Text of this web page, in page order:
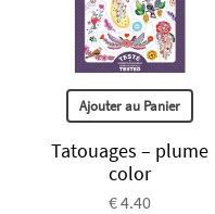
Ajouter au Panier
Tatouages – plume
color
€ 4.40